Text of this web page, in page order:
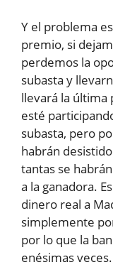
Y el problema
premio, si
perdemos la
subasta y
llevará la última
esté
subasta, pero
habrán
tantas se
a la ganadora.
dinero real a
simplemente
por lo que la
enésimas veces.